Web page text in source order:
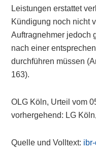
Leistungen erstattet
Kündigung noch nicht
Auftragnehmer jedoch
nach einer
durchführen müssen
163).
OLG Köln, Urteil vom
vorhergehend: LG
Quelle und Volltext: